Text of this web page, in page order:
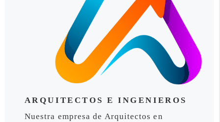
ARQUITECTOS E INGENIEROS
Nuestra empresa de Arquitectos en